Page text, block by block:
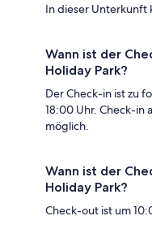
In dieser Unterkunft
Wann ist der
Holiday Park?
Der Check-in ist zu
18:00 Uhr. Check-in
möglich.
Wann ist der
Holiday Park?
Check-out ist um